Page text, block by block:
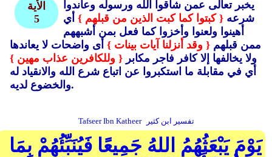
الأية
5
يخبر تعالى عمن شاقوا الله ورسوله وعاندوا
شرعه { كبتوا كما كبت الذين من قبلهم } أي
أهينوا ولعنوا وأخزوا كما فعل بمن أشبههم
ممن قبلهم { وقد أنزلنا آيات بينات } أى واضحات لا يعاندها
ولا يخالفها إلا كافر فاجر مكابر { وللكافرين عذاب مهين }
أي في مقابلة ما استكبروا عن اتباع شرع الله والانقياد له
والخضوع لديه.
Tafseer Ibn Katheer تفسير ابن كثير
يَوْمَ يَبْعَثُهُمُ اللهُ جَمِيعًا فَيُنَبِّئُهُمْ بِمَا